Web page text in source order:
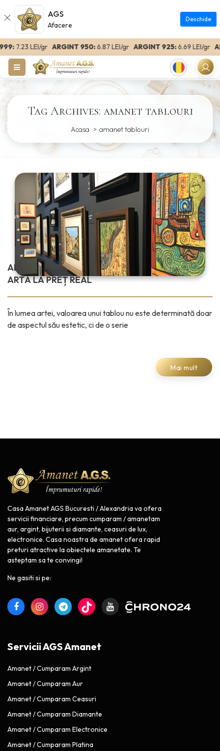
AGS
Afacere
Deschide
7.23 LEI/grARGINT 950:6.87 LEI/grARGINT 925:6.69 LEI/gr
Romanian
Tag Archives: amanet tablouri
Acasa amanet tablouri
ALEGE UN AMANET TABLOURI CU OPERE DE
ARTĂ LA PREȚ REAL
În lumea artei, valoarea unui tablou nu este determinată doar
de aspectul său estetic, ci de o serie
Mai mult
Casa Amanet AGS Bucuresti / Alexandria va ofera
servicii financiare, precum cumparam / amanetam
aur, argint, bijuterii si diamante, ceasuri de lux,
electronice. Casa noastra de amanet ofera rapid
preturi atractive la obiectele amanetate. Te
asteptam sa te convingi!
Ne gasiti si pe:
Servicii AGS Amanet
Amanet / Cumparam Argint
Amanet / Cumparam Aur
Amanet / Cumparam Ceasuri
Amanet / Cumparam Diamante
Amanet / Cumparam Electronice
Amanet / Cumparam Platina